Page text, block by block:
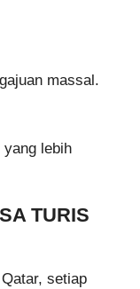
massal.
yang lebih
TURIS
setiap